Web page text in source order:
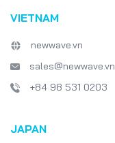
VIETNAM
newwave.vn
sales@newwave.vn
+84 98 531 0203
JAPAN